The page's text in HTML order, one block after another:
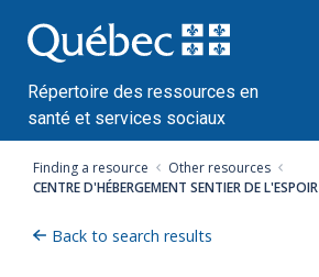
au
contenu
Répertoire des ressources en
santé et services sociaux
Finding a resource
Other resources
CENTRE D'HÉBERGEMENT SENTIER DE L'ESPOIR
Back to search results